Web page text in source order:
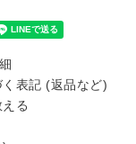
表記 (返品など)
る